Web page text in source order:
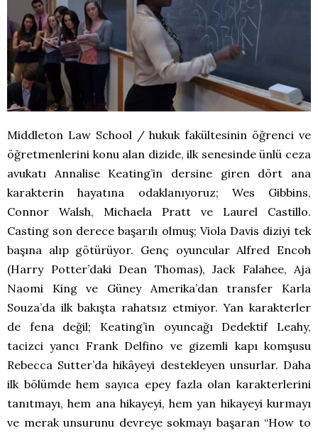
Middleton Law School / hukuk fakültesinin öğrenci ve
öğretmenlerini konu alan dizide, ilk senesinde ünlü ceza
avukatı Annalise Keating’in dersine giren dört ana
karakterin hayatına odaklanıyoruz; Wes Gibbins,
Connor Walsh, Michaela Pratt ve Laurel Castillo.
Casting son derece başarılı olmuş; Viola Davis diziyi tek
başına alıp götürüyor. Genç oyuncular Alfred Encoh
(Harry Potter’daki Dean Thomas), Jack Falahee, Aja
Naomi King ve Güney Amerika’dan transfer Karla
Souza’da ilk bakışta rahatsız etmiyor. Yan karakterler
de fena değil; Keating’in oyuncağı Dedektif Leahy,
tacizci yancı Frank Delfino ve gizemli kapı komşusu
Rebecca Sutter’da hikâyeyi destekleyen unsurlar. Daha
ilk bölümde hem sayıca epey fazla olan karakterlerini
tanıtmayı, hem ana hikayeyi, hem yan hikayeyi kurmayı
ve merak unsurunu devreye sokmayı başaran “How to